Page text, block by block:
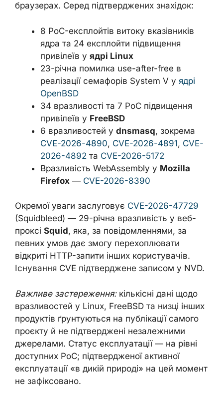
браузерах. Серед підтверджених знахідок:
8 PoC-експлойтів витоку вказівників
ядра та 24 експлойти підвищення
привілеїв у ядрі Linux
23-річна помилка use-after-free в
реалізації семафорів System V у ядрі
OpenBSD
34 вразливості та 7 PoC підвищення
привілеїв у FreeBSD
6 вразливостей у dnsmasq, зокрема
CVE-2026-4890, CVE-2026-4891, CVE-
2026-4892 та CVE-2026-5172
Вразливість WebAssembly у Mozilla
Firefox — CVE-2026-8390
Окремої уваги заслуговує CVE-2026-47729
(Squidbleed) — 29-річна вразливість у веб-
проксі Squid, яка, за повідомленнями, за
певних умов дає змогу перехоплювати
відкриті HTTP-запити інших користувачів.
Існування CVE підтверджене записом у NVD.
Важливе застереження:кількісні дані щодо
вразливостей у Linux, FreeBSD та низці інших
продуктів ґрунтуються на публікації самого
проєкту й не підтверджені незалежними
джерелами. Статус експлуатації — на рівні
доступних PoC; підтвердженої активної
експлуатації «в дикій природі» на цей момент
не зафіксовано.